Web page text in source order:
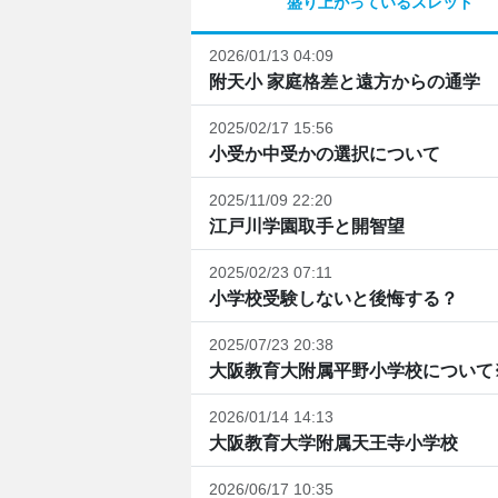
2026/01/13 04:09
附天小 家庭格差と遠方からの通学
2025/02/17 15:56
小受か中受かの選択について
2025/11/09 22:20
江戸川学園取手と開智望
2025/02/23 07:11
小学校受験しないと後悔する？
2025/07/23 20:38
大阪教育大附属平野小学校につい
2026/01/14 14:13
大阪教育大学附属天王寺小学校
2026/06/17 10:35